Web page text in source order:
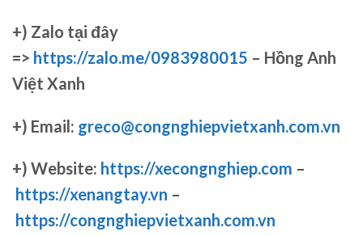
+) Zalo tại đây
=> https://zalo.me/0983980015 – Hồng Anh
Việt Xanh
+) Email: greco@congnghiepvietxanh.com.vn
+) Website: https://xecongnghiep.com –
https://xenangtay.vn –
https://congnghiepvietxanh.com.vn